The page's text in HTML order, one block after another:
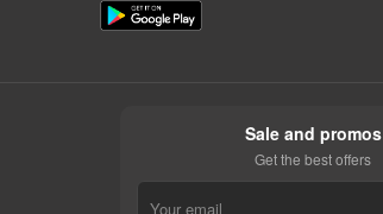
Sale and promos
Get the best offers